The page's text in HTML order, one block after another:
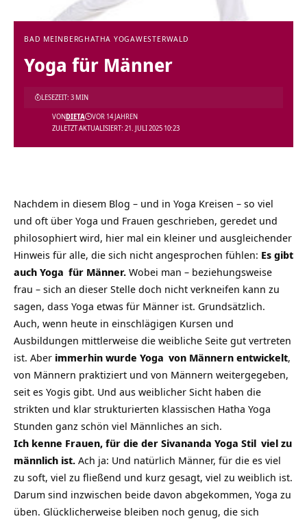
BAD MEINBERG HATHA YOGAWESTERWALD
Yoga für Männer
ZULETZT AKTUALISIERT: 21. JULI 2025 10:23
VONDIETA VOR 14 JAHREN
LESEZEIT: 3 MIN
Nachdem in diesem Blog – und in Yoga Kreisen – so viel
und oft über Yoga und Frauen geschrieben, geredet und
philosophiert wird, hier mal ein kleiner und ausgleichender
Hinweis für alle, die sich nicht angesprochen fühlen: Es gibt
auch Yoga für Männer. Wobei man – beziehungsweise
frau – sich an dieser Stelle doch nicht verkneifen kann zu
sagen, dass Yoga etwas für Männer ist. Grundsätzlich.
Auch, wenn heute in einschlägigen Kursen und
Ausbildungen mittlerweise die weibliche Seite gut vertreten
ist. Aber immerhin wurde Yoga von Männern entwickelt,
von Männern praktiziert und von Männern weitergegeben,
seit es Yogis gibt. Und aus weiblicher Sicht haben die
strikten und klar strukturierten klassischen Hatha Yoga
Stunden ganz schön viel Männliches an sich.
Ich kenne Frauen, für die der Sivananda Yoga Stil viel zu
männlich ist. Ach ja: Und natürlich Männer, für die es viel
zu soft, viel zu fließend und kurz gesagt, viel zu weiblich ist.
Darum sind inzwischen beide davon abgekommen, Yoga zu
üben. Glücklicherweise bleiben noch genug, die sich